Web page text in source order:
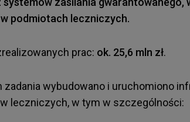
w podmiotach leczniczych.
prac: ok. 25,6 mln zł.
zadania wybudowano i uruchomiono
leczniczych, w tym w szczególności: